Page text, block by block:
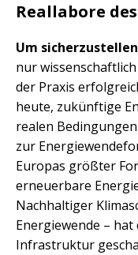
Reallabore
Um
nur
der Praxis
heute, zukünftige
realen
zur
Europas größter
erneuerbare
Nachhaltiger
Energiewende –
Infrastruktur